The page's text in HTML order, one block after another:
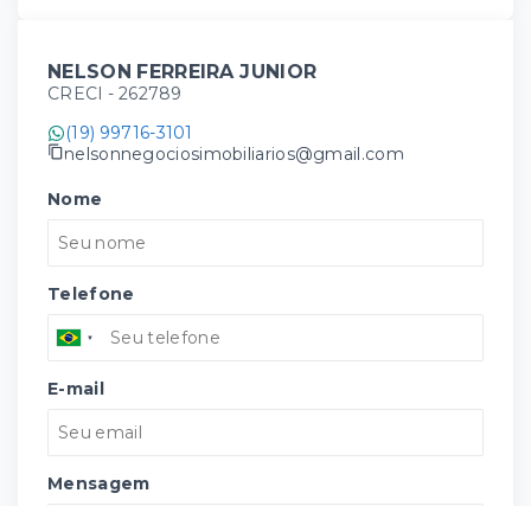
NELSON FERREIRA JUNIOR
CRECI - 262789
(19) 99716-3101
nelsonnegociosimobiliarios@gmail.com
Nome
Telefone
E-mail
Mensagem